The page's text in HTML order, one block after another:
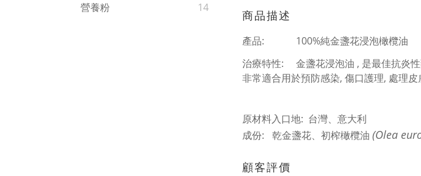
營養粉
14
商品描述
產品: 100%純金盞花浸泡橄欖油
治療特性: 金盞花浸泡油 , 是最佳抗炎
非常適合用於預防感染, 傷口護理, 處理
原材料入口地: 台灣、 意大利
成份:
乾金盞花、初榨橄欖油 (Olea
顧客評價